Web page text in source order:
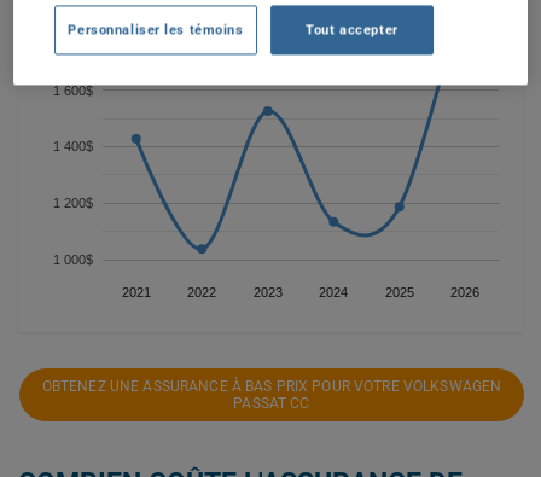
2021 2022 2023 2024 2025 2026
1 000$
1 200$
1 400$
1 600$
1 800$
OBTENEZ UNE ASSURANCE À BAS PRIX POUR VOTRE VOLKSWAGEN
PASSAT CC
Personnaliser les témoins Tout accepter